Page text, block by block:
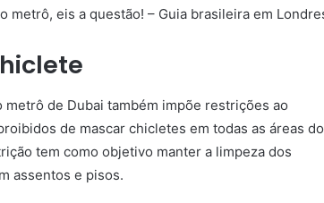
de Dubai também impõe restrições ao
de mascar chicletes em todas as áreas do
tem como objetivo manter a limpeza dos
assentos e pisos.